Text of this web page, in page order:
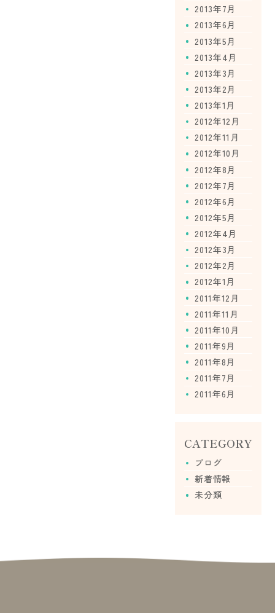
2013年7月
2013年6月
2013年5月
2013年4月
2013年3月
2013年2月
2013年1月
2012年12月
2012年11月
2012年10月
2012年8月
2012年7月
2012年6月
2012年5月
2012年4月
2012年3月
2012年2月
2012年1月
2011年12月
2011年11月
2011年10月
2011年9月
2011年8月
2011年7月
2011年6月
CATEGORY
ブログ
新着情報
未分類